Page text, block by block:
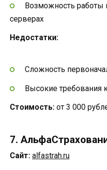
Возможность работы
серверах
Недостатки:
Сложность
Высокие требования
Стоимость: от 3 000
7.
Сайт: alfastrah.ru